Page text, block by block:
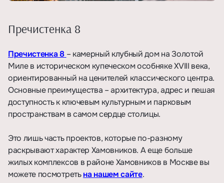
Пречистенка 8
Пречистенка 8 – камерный клубный дом на Золотой
Миле в историческом купеческом особняке XVIII века,
ориентированный на ценителей классического центра.
Основные преимущества – архитектура, адрес и пешая
доступность к ключевым культурным и парковым
пространствам в самом сердце столицы.
Это лишь часть проектов, которые по-разному
раскрывают характер Хамовников. А еще больше
жилых комплексов в районе Хамовников в Москве вы
можете посмотретьна нашем сайте.